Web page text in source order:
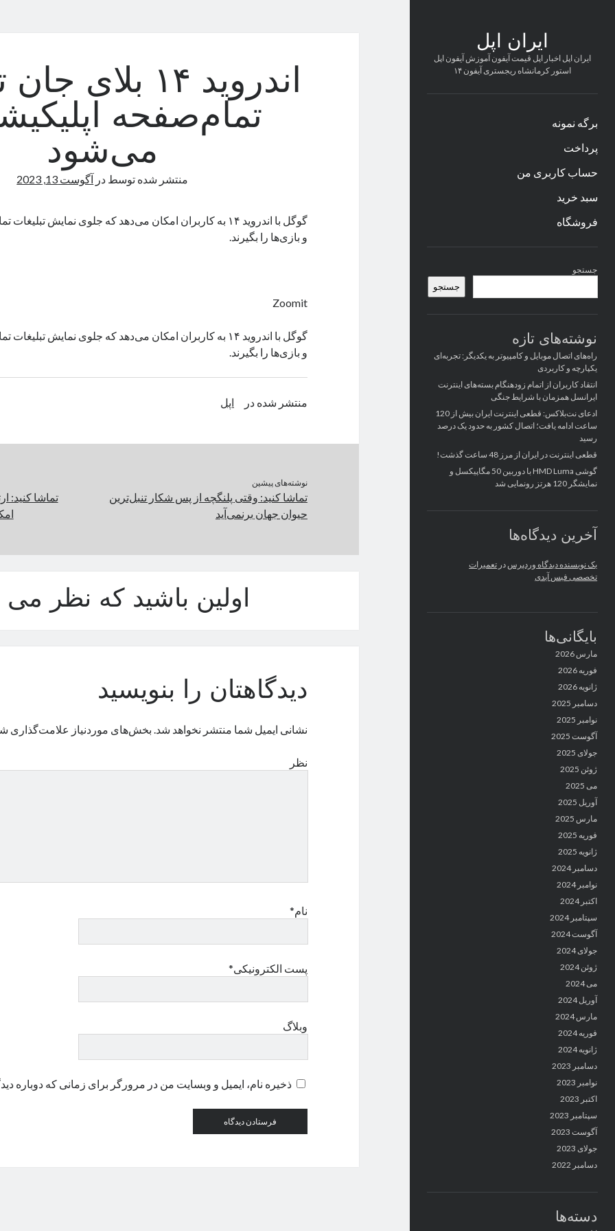
ایران اپل
ایران اپل اخبار اپل قیمت آیفون آموزش آیفون اپل
استور کرمانشاه ریجستری آیفون ۱۴
برگه نمونه
پرداخت
حساب کاربری من
سبد خرید
فروشگاه
کناری
جستجو
جستجو
نوشته‌های تازه
راه‌های اتصال موبایل و کامپیوتر به یکدیگر: تجربه‌ای
یکپارچه و کاربردی
انتقاد کاربران از اتمام زودهنگام بسته‌های اینترنت
ایرانسل همزمان با شرایط جنگی
ادعای نت‌بلاکس: قطعی اینترنت ایران بیش از 120
ساعت ادامه یافت؛ اتصال کشور به حدود یک درصد
رسید
قطعی اینترنت در ایران از مرز 48 ساعت گذشت!
گوشی HMD Luma با دوربین 50 مگاپیکسل و
نمایشگر 120 هرتز رونمایی شد
آخرین دیدگاه‌ها
یک نویسنده دیدگاه وردپرس در تعمیرات
تخصصی فیس آیدی
بایگانی‌ها
مارس 2026
فوریه 2026
ژانویه 2026
دسامبر 2025
نوامبر 2025
آگوست 2025
جولای 2025
ژوئن 2025
می 2025
آوریل 2025
مارس 2025
فوریه 2025
ژانویه 2025
دسامبر 2024
نوامبر 2024
اکتبر 2024
سپتامبر 2024
آگوست 2024
جولای 2024
ژوئن 2024
می 2024
آوریل 2024
مارس 2024
فوریه 2024
ژانویه 2024
دسامبر 2023
نوامبر 2023
اکتبر 2023
سپتامبر 2023
آگوست 2023
جولای 2023
دسامبر 2022
دسته‌ها
اندروید ۱۴
تمام‌صفحه
می‌شود
منتشر شده توسط در آگوست 13, 2023
گوگل با اندروید ۱۴ به کاربران امکان می‌دهد که جلوی نمایش
و بازی‌ها را بگیرند.
Zoomit
گوگل با اندروید ۱۴ به کاربران امکان می‌دهد که جلوی نمایش
و بازی‌ها را بگیرند.
منتشر شده در اپل
نوشته‌های پیشین
تماشا کنید: وقتی پلنگچه از پس شکار تنبل‌ترین
حیوان جهان برنمی‌آید
اولین باشید که نظر می
دیدگاهتان را بنویسید
نشانی ایمیل شما منتشر نخواهد شد. بخش‌های موردنیاز علامت‌گذاری
نظر
نام*
پست الکترونیکی*
وبلاگ
ذخیره نام، ایمیل و وبسایت من در مرورگر برای زمانی که دوباره